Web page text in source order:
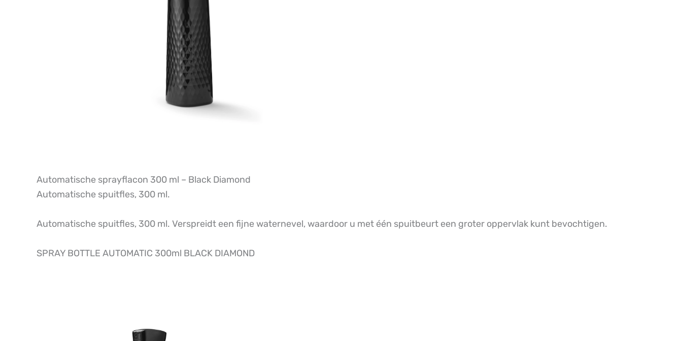
Automatische sprayflacon 300 ml – Black Diamond
Automatische spuitfles, 300 ml.
Automatische spuitfles, 300 ml. Verspreidt een fijne waternevel, waardoor u met één spuitbeurt een groter oppervlak kunt bevochtigen.
SPRAY BOTTLE AUTOMATIC 300ml BLACK DIAMOND